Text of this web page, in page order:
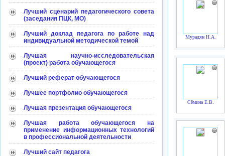
Лучший сценарий педагогического совета
(заседания ПЦК, МО)
Лучший доклад педагога по работе над
индивидуальной методической темой
Лучшая научно-исследовательская
(проект) работа обучающегося
Лучший реферат обучающегося
Лучшее портфолио обучающегося
Лучшая презентация обучающегося
Лучшая работа обучающегося на
применение информационных технологий
в профессиональной деятельности
Лучший сайт педагога
Мурадян Н.А.
Сёмина Е.В.